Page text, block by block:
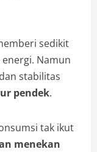
sedikit
Namun
stabilitas
pendek.
tak ikut
menekan